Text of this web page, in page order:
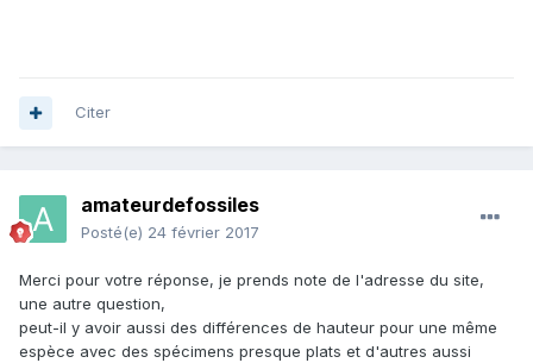
Citer
amateurdefossiles
Posté(e) 24 février 2017
Merci pour votre réponse, je prends note de l'adresse du site,
une autre question,
peut-il y avoir aussi des différences de hauteur pour une même
espèce avec des spécimens presque plats et d'autres aussi